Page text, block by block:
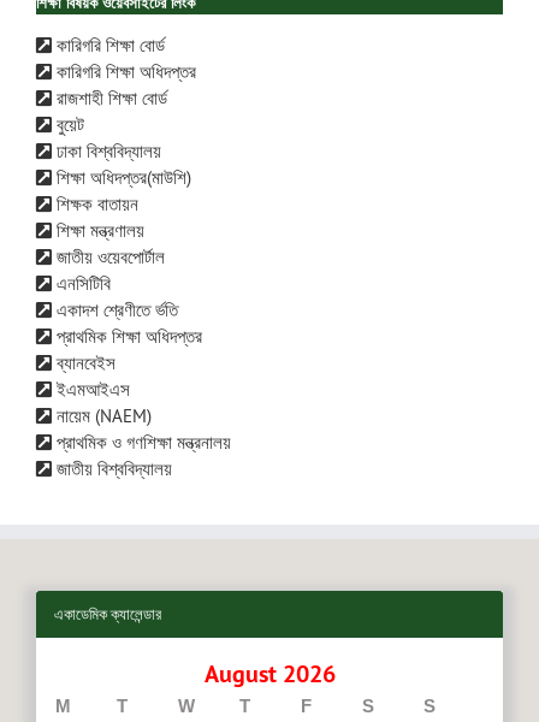
কারিগরি শিক্ষা বোর্ড
কারিগরি শিক্ষা অধিদপ্তর
রাজশাহী শিক্ষা বোর্ড
বুয়েট
ঢাকা বিশ্ববিদ্যালয়
শিক্ষা অধিদপ্তর(মাউশি)
শিক্ষক বাতায়ন
শিক্ষা মন্ত্রণালয়
জাতীয় ওয়েবপোর্টাল
এনসিটিবি
একাদশ শ্রেণীতে র্ভতি
প্রাথমিক শিক্ষা অধিদপ্তর
ব্যানবেইস
ইএমআইএস
নায়েম (NAEM)
প্রাথমিক ও গণশিক্ষা মন্ত্রনালয়
জাতীয় বিশ্ববিদ্যালয়
একাডেমিক ক্যালেন্ডার
August 2026
M T W T F S S